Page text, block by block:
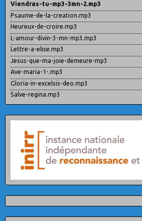
Viendras-tu-mp3-3mn-2.mp3
Psaume-de-la-creation.mp3
Heureux-de-croire.mp3
L-amour-divin-3-mn-mp3.mp3
Lettre-a-elise.mp3
Jesus-que-ma-joie-demeure-mp3
Ave-maria-1-.mp3
Gloria-in-excelsis-deo.mp3
Salve-regina.mp3